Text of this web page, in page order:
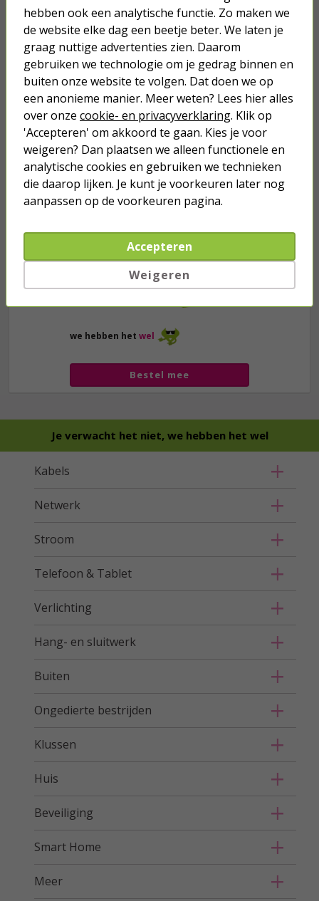
Je verwacht het niet
Turbo onkruidverdelger (Concentraat,
3x 100ml) | Ook voor je gazon!
43,
40,
89
we hebben het wel
Bestel mee
1,10
Je verwacht het niet, we hebben het wel
Kabels
Netwerk
Stroom
Telefoon & Tablet
Verlichting
Hang- en sluitwerk
Buiten
Ongedierte bestrijden
Klussen
Huis
Beveiliging
Smart Home
Meer
hebben ook een analytische functie. Zo maken we
de website elke dag een beetje beter. We laten je
graag nuttige advertenties zien. Daarom
gebruiken we technologie om je gedrag binnen en
buiten onze website te volgen. Dat doen we op
een anonieme manier. Meer weten? Lees hier alles
over onze cookie- en privacyverklaring. Klik op
'Accepteren' om akkoord te gaan. Kies je voor
weigeren? Dan plaatsen we alleen functionele en
analytische cookies en gebruiken we technieken
die daarop lijken. Je kunt je voorkeuren later nog
aanpassen op de voorkeuren pagina.
Accepteren
Weigeren